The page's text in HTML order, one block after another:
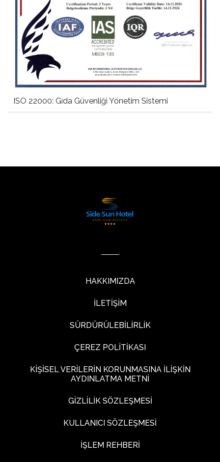
ISO 22000: Gıda Güvenliği Yönetim Sistemi
HAKKIMIZDA
İLETİŞİM
SÜRDÜRÜLEBİLİRLİK
ÇEREZ POLİTİKASI
KİŞİSEL VERİLERİN KORUNMASINA İLİŞKİN
AYDINLATMA METNİ
GİZLİLİK SÖZLEŞMESİ
KULLANICI SÖZLEŞMESİ
İŞLEM REHBERİ